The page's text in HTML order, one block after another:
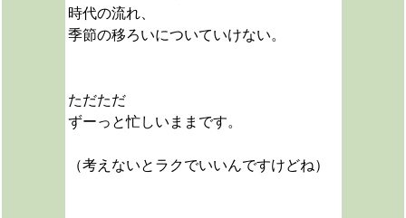
時代の流れ、
季節の移ろいについていけない。
ただただ
ずーっと忙しいままです。
（考えないとラクでいいんですけどね）